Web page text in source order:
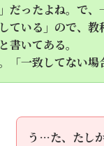
だったよね。で
ている」ので、
書いてある。
「一致してない場
う…た、たし